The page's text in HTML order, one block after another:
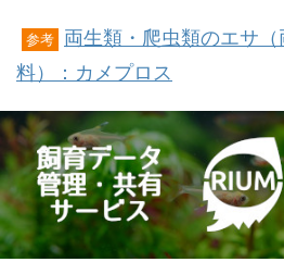
参考
両生類・爬虫類のエサ
料）：カメプロス